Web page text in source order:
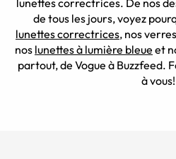
de tous les jours, voyez
lunettes correctrices, nos
nos lunettes à lumière bleue et
partout, de Vogue à Buzzfeed.
à vous!